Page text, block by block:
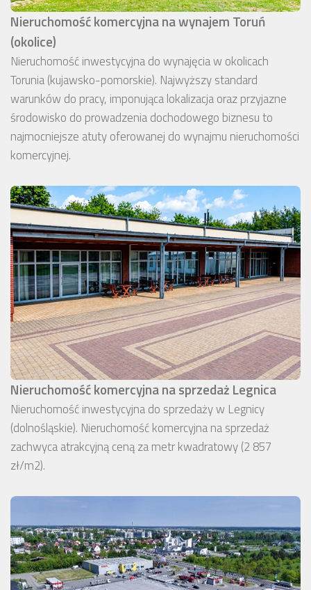
Nieruchomość komercyjna na wynajem Toruń
(okolice)
Nieruchomość inwestycyjna do wynajęcia w okolicach
Torunia (kujawsko-pomorskie). Najwyższy standard
warunków do pracy, imponująca lokalizacja oraz przyjazne
środowisko do prowadzenia dochodowego biznesu to
najmocniejsze atuty oferowanej do wynajmu nieruchomości
komercyjnej.
Nieruchomość komercyjna na sprzedaż Legnica
Nieruchomość inwestycyjna do sprzedaży w Legnicy
(dolnośląskie). Nieruchomość komercyjna na sprzedaż
zachwyca atrakcyjną ceną za metr kwadratowy (2 857
zł/m2).